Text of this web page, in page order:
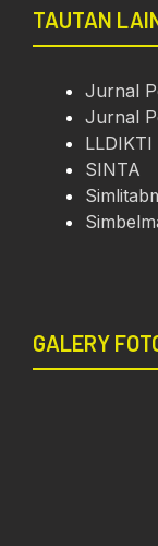
TAUTAN
Jurnal
Jurnal
LLDIKTI
SINTA
GALERY